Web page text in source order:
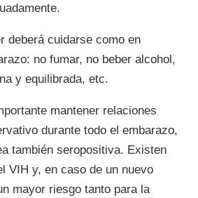
deberá cuidarse como en
no fumar, no beber alcohol,
y equilibrada, etc.
mantener relaciones
durante todo el embarazo,
también seropositiva. Existen
VIH y, en caso de un nuevo
mayor riesgo tanto para la